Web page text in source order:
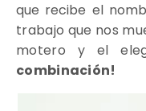
que recibe el
trabajo que nos
motero y el
combinación!